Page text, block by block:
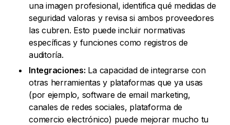
una imagen profesional, identifica qué medidas de
seguridad valoras y revisa si ambos proveedores
las cubren. Esto puede incluir normativas
específicas y funciones como registros de
auditoría.
Integraciones: La capacidad de integrarse con
otras herramientas y plataformas que ya usas
(por ejemplo, software de email marketing,
canales de redes sociales, plataforma de
comercio electrónico) puede mejorar mucho tu